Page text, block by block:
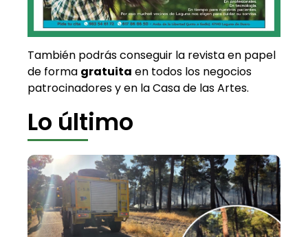
También podrás conseguir la revista en papel
de forma gratuita en todos los negocios
patrocinadores y en la Casa de las Artes.
Lo último